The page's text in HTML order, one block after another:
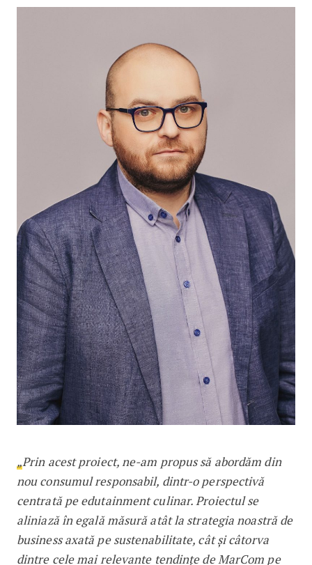
„Prin acest proiect, ne-am propus să abordăm din
nou consumul responsabil, dintr-o perspectivă
centrată pe edutainment culinar. Proiectul se
aliniază în egală măsură atât la strategia noastră de
business axată pe sustenabilitate, cât și câtorva
dintre cele mai relevante tendințe de MarCom pe